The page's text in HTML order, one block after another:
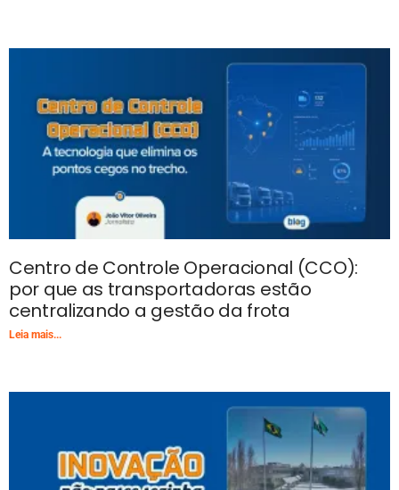
Centro de Controle Operacional (CCO):
por que as transportadoras estão
centralizando a gestão da frota
Leia mais...